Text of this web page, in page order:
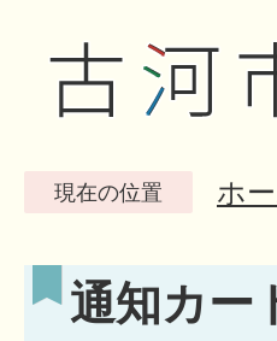
現在の位置 ホ
通知カー